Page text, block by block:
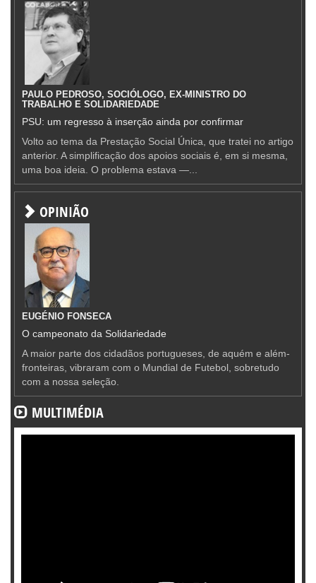
PAULO PEDROSO, SOCIÓLOGO, EX-MINISTRO DO
TRABALHO E SOLIDARIEDADE
PSU: um regresso à inserção ainda por confirmar
Volto ao tema da Prestação Social Única, que tratei no artigo
anterior. A simplificação dos apoios sociais é, em si mesma,
uma boa ideia. O problema estava —...
OPINIÃO
EUGÉNIO FONSECA
O campeonato da Solidariedade
A maior parte dos cidadãos portugueses, de aquém e além-
fronteiras, vibraram com o Mundial de Futebol, sobretudo
com a nossa seleção.
MULTIMÉDIA